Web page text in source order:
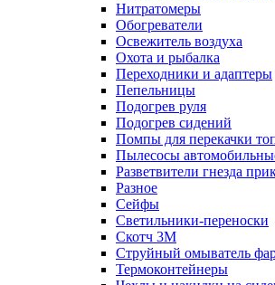
Нитратомеры
Обогреватели
Освежитель воздуха
Охота и рыбалка
Переходники и адаптеры
Пепельницы
Подогрев руля
Подогрев сидений
Помпы для перекачки
Пылесосы
Разветвители гнезда
Разное
Сейфы
Светильники-переноски
Скотч 3М
Струйный омыватель
Термоконтейнеры